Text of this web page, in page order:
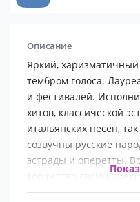
Описание
Яркий,
тембром голоса.
и фестивалей.
хитов, классической
итальянских песен,
созвучны русские
эстрады и оперетты.
торжество своим
позитивом.